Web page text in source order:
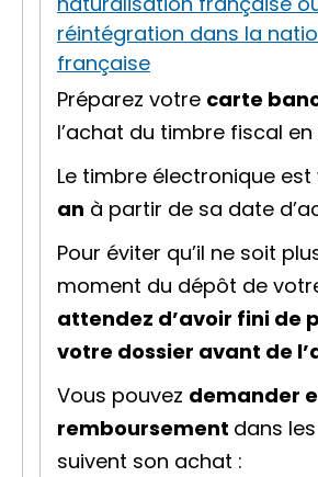
réintégration dans la
française
Préparez votre carte
l’achat du timbre fiscal en
Le timbre électronique est
an à partir de sa date
Pour éviter qu’il ne soit
moment du dépôt de
attendez d’avoir fini de
votre dossier avant de
Vous pouvez demander
remboursement dans les
suivent son achat :